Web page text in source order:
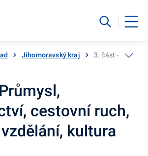
Jihomoravský kraj 3. část -
cestovní ruch,
kultura